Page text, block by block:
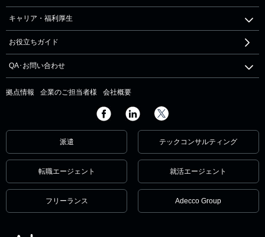
キャリア・福利厚生
お役立ちガイド
QA･お問い合わせ
拠点情報 企業のご担当者様 会社概要
派遣 テックコンサルティング
転職エージェント 就活エージェント
フリーランス Adecco Group